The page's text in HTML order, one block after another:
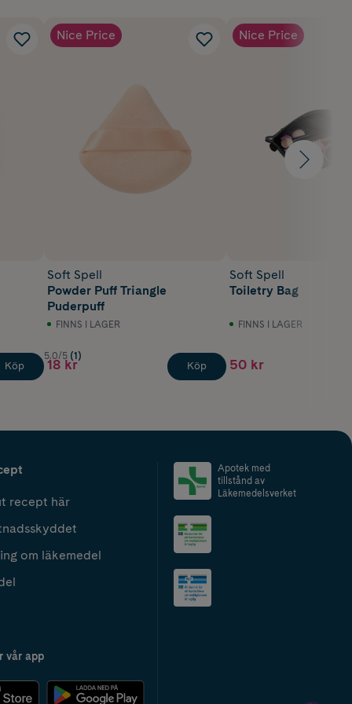
Köp
Nice Price
Soft Spell
Powder Puff Triangle
Puderpuff
FINNS I LAGER
5.0/5 (1)
18 kr Köp
Nice Price
Soft Spell
Toiletry Bag
FINNS I LAGER
50 kr
recept här
om läkemedel
vår app
Apotek med
tillstånd av
Läkemedelsverket